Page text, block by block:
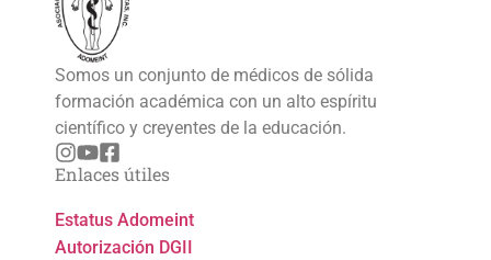
Somos un conjunto de médicos de sólida
formación académica con un alto espíritu
científico y creyentes de la educación.
Enlaces útiles
Estatus Adomeint
Autorización DGII